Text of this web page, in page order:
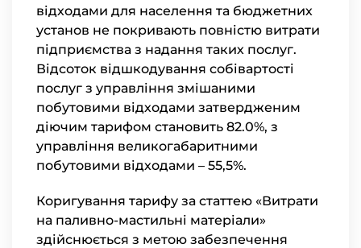
відходами для населення та бюджетних
установ не покривають повністю витрати
підприємства з надання таких послуг.
Відсоток відшкодування собівартості
послуг з управління змішаними
побутовими відходами затвердженим
діючим тарифом становить 82.0%, з
управління великогабаритними
побутовими відходами – 55,5%.
Коригування тарифу за статтею «Витрати
на паливно-мастильні матеріали»
здійснюється з метою забезпечення